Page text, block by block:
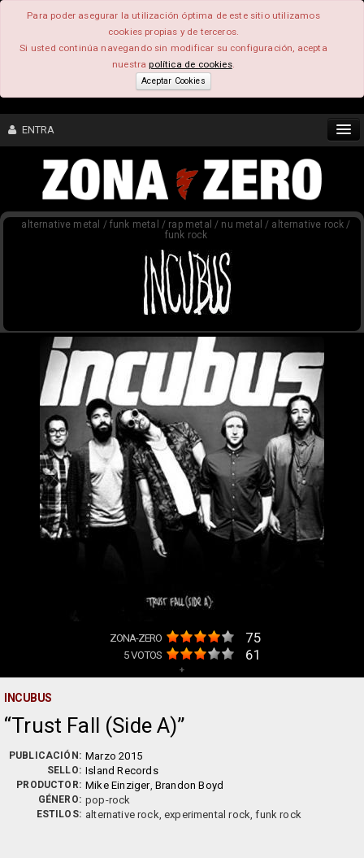
Para poder asegurar la utilización óptima de este sitio utilizamos
cookies propias y de terceros.
Si usted continúa navegando sin modificar su configuración, acepta
nuestrapolítica de cookies.
Aceptar Cookies
ENTRA
CONTENIDO
alternative metal / funk metal / rap metal / nu metal / alternative rock /
funk rock
ZONA-ZERO 75
5VOTOS 61
+
INCUBUS
Trust Fall (Side A)
PUBLICACIÓN: Marzo 2015
SELLO: Island Records
PRODUCTOR: Mike Einziger, Brandon Boyd
GÉNERO: pop-rock
ESTILOS: alternative rock, experimental rock, funk rock